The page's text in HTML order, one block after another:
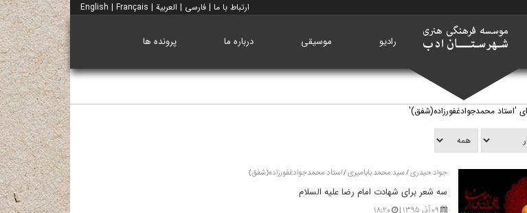
ارتباط با ما | فارسی | العربية |
English | Français
خانه رادیو موسیقی درباره ما پرونده ها
'استاد محمدجوادغفورزاده(شفق)'
جواد حیدری / سید محمد بابامیری / استاد محمدجوادغفورزاده(شفق)
سه شعر برای شهادت امام رضا علیه السلام
۰۹ آذر ۱۳۹۵ | ۱۸:۲۰